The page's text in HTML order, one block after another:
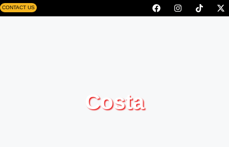
CONTACT US
Costa